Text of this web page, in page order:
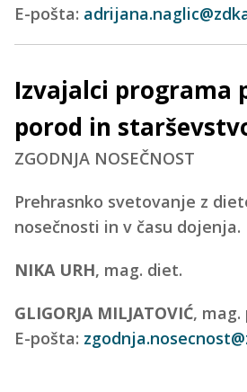
E-pošta:
Izvajalci programa
porod in
ZGODNJA NOSEČNOST
Prehrasnko svetovanje z
nosečnosti in v času dojenja.
NIKA URH, mag. diet.
GLIGORJA MILJATOVIĆ, mag.
E-pošta: